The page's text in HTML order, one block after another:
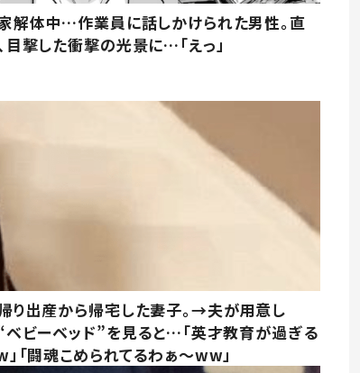
解体中…作業員に話しかけられた男性。直
目撃した衝撃の光景に…「えっ」
り出産から帰宅した妻子。→夫が用意し
ベビーベッド”を見ると…「英才教育が過ぎる
「闘魂こめられてるわぁ～ww」